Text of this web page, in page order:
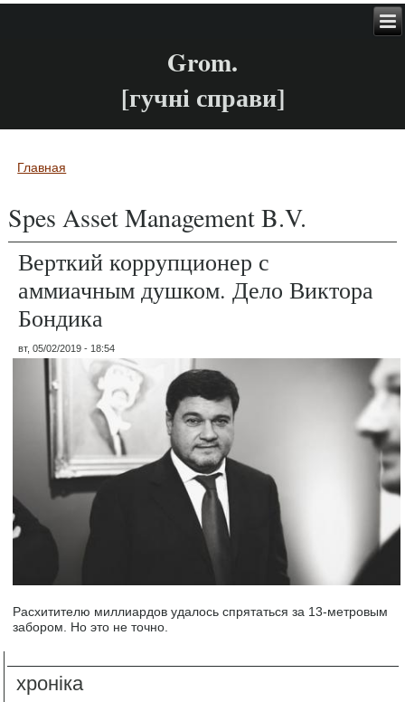
Grom.
[гучні справи]
Вы здесь
Главная
Spes Asset Management B.V.
Верткий коррупционер с
аммиачным душком. Дело Виктора
Бондика
вт, 05/02/2019 - 18:54
Расхитителю миллиардов удалось спрятаться за 13-метровым
забором. Но это не точно.
хроніка